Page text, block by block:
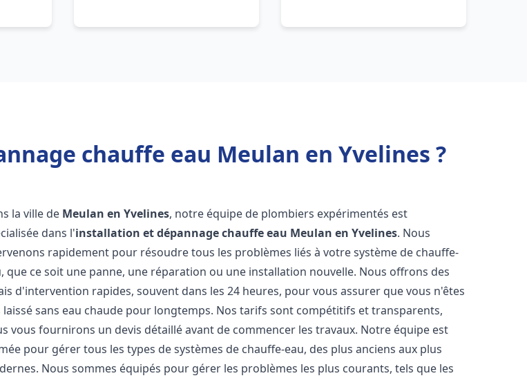
chauffe eau Meulan en Yvelines ?
la ville de Meulan en Yvelines, notre équipe de plombiers expérimentés est
dans l'installation et dépannage chauffe eau Meulan en Yvelines. Nous
rapidement pour résoudre tous les problèmes liés à votre système de chauffe-
que ce soit une panne, une réparation ou une installation nouvelle. Nous offrons des
d'intervention rapides, souvent dans les 24 heures, pour vous assurer que vous n'êtes
laissé sans eau chaude pour longtemps. Nos tarifs sont compétitifs et transparents,
vous fournirons un devis détaillé avant de commencer les travaux. Notre équipe est
pour gérer tous les types de systèmes de chauffe-eau, des plus anciens aux plus
Nous sommes équipés pour gérer les problèmes les plus courants, tels que les